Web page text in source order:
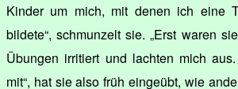
Kinder um mich, mit denen ich eine
bildete“, schmunzelt sie. „Erst waren
Übungen irritiert und lachten mich
mit“, hat sie also früh eingeübt, wie